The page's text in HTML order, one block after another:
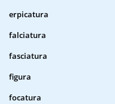
erpicatura
falciatura
fasciatura
figura
focatura